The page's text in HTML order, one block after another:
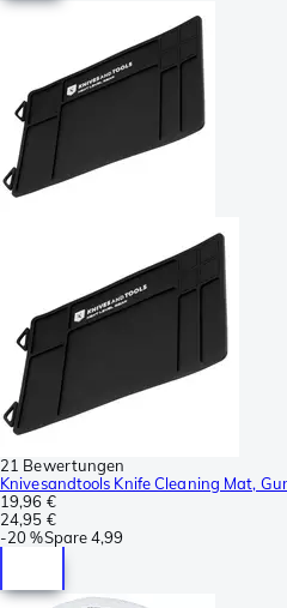
21 Bewertungen
Knivesandtools Knife Cleaning Mat,
19,96 €
24,95 €
-20 %Spare4,99